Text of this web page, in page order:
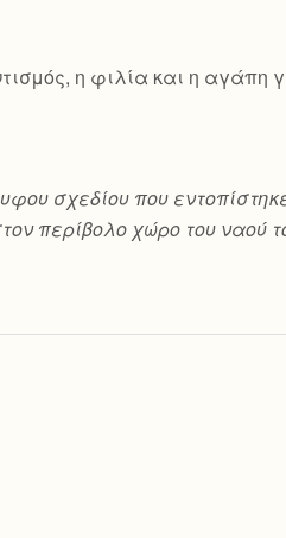
η φιλία και η
σχεδίου που
περίβολο χώρο του ναού